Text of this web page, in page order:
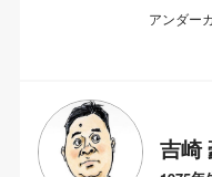
アンダー
吉崎